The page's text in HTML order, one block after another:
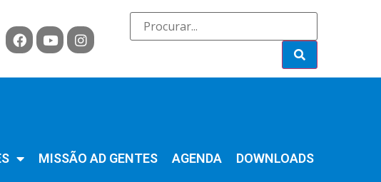
MISSÃO AD GENTES AGENDA DOWNLOADS